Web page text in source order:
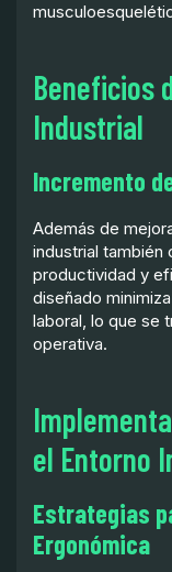
Beneficios
Industrial
Incremento
Además de
industrial también
productividad y
diseñado
laboral, lo que se
operativa.
el Entorno
Estrategias
Ergonómica